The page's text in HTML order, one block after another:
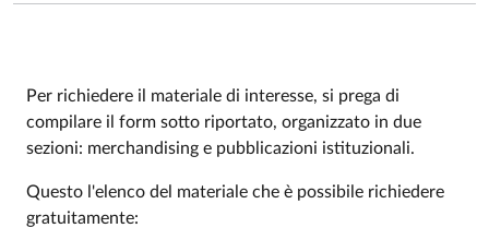
Introduzione
Per richiedere il materiale di interesse, si prega di
compilare il form sotto riportato, organizzato in due
sezioni: merchandising e pubblicazioni istituzionali.
Questo l'elenco del materiale che è possibile richiedere
gratuitamente: